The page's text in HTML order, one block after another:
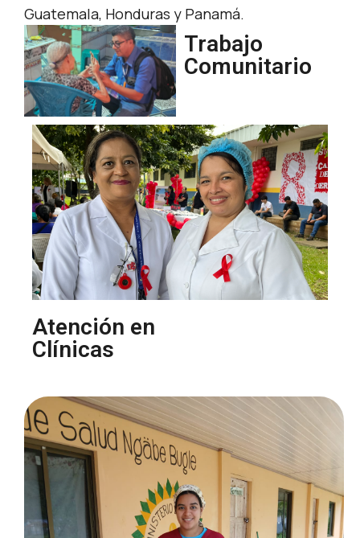
Guatemala, Honduras y Panamá.
Trabajo
Comunitario
Atención en
Clínicas